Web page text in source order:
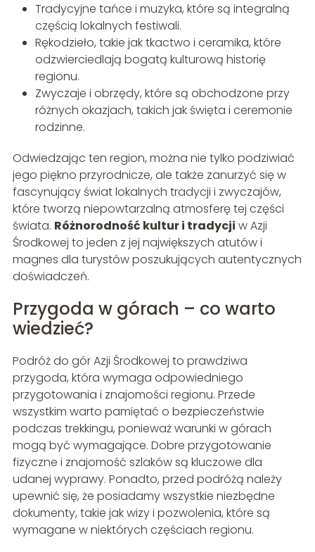
Tradycyjne tańce i muzyka, które są integralną
częścią lokalnych festiwali.
Rękodzieło, takie jak tkactwo i ceramika, które
odzwierciedlają bogatą kulturową historię
regionu.
Zwyczaje i obrzędy, które są obchodzone przy
różnych okazjach, takich jak święta i ceremonie
rodzinne.
Odwiedzając ten region, można nie tylko podziwiać
jego piękno przyrodnicze, ale także zanurzyć się w
fascynujący świat lokalnych tradycji i zwyczajów,
które tworzą niepowtarzalną atmosferę tej części
świata. Różnorodność kultur i tradycji w Azji
Środkowej to jeden z jej największych atutów i
magnes dla turystów poszukujących autentycznych
doświadczeń.
Przygoda w górach – co warto
wiedzieć?
Podróż do gór Azji Środkowej to prawdziwa
przygoda, która wymaga odpowiedniego
przygotowania i znajomości regionu. Przede
wszystkim warto pamiętać o bezpieczeństwie
podczas trekkingu, ponieważ warunki w górach
mogą być wymagające. Dobre przygotowanie
fizyczne i znajomość szlaków są kluczowe dla
udanej wyprawy. Ponadto, przed podróżą należy
upewnić się, że posiadamy wszystkie niezbędne
dokumenty, takie jak wizy i pozwolenia, które są
wymagane w niektórych częściach regionu.